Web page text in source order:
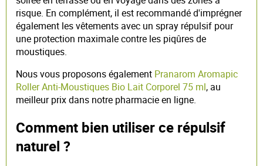
risque. En complément, il est recommandé d'imprégner
également les vêtements avec un spray répulsif pour
une protection maximale contre les piqûres de
moustiques.
Nous vous proposons également Pranarom Aromapic
Roller Anti-Moustiques Bio Lait Corporel 75 ml, au
meilleur prix dans notre pharmacie en ligne.
Comment bien utiliser ce répulsif
naturel ?